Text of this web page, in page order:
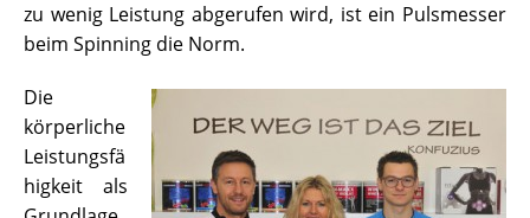
zu wenig Leistung abgerufen wird, ist ein Pulsmesser
beim Spinning die Norm.
Die
körperliche
Leistungsfä
higkeit als